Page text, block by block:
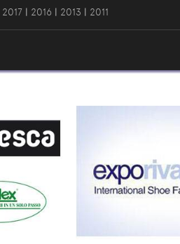
2017 | 2016 | 2013 | 2011